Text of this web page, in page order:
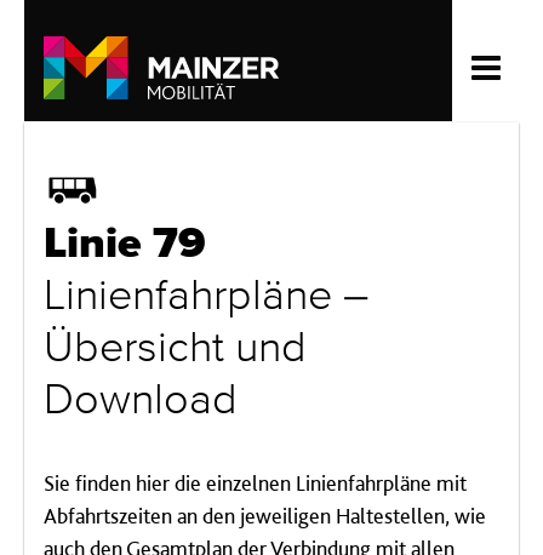
Bus
Linie 79
Linienfahrpläne –
Übersicht und
Download
Sie finden hier die einzelnen Linienfahrpläne mit
Abfahrtszeiten an den jeweiligen Haltestellen, wie
auch den Gesamtplan der Verbindung mit allen